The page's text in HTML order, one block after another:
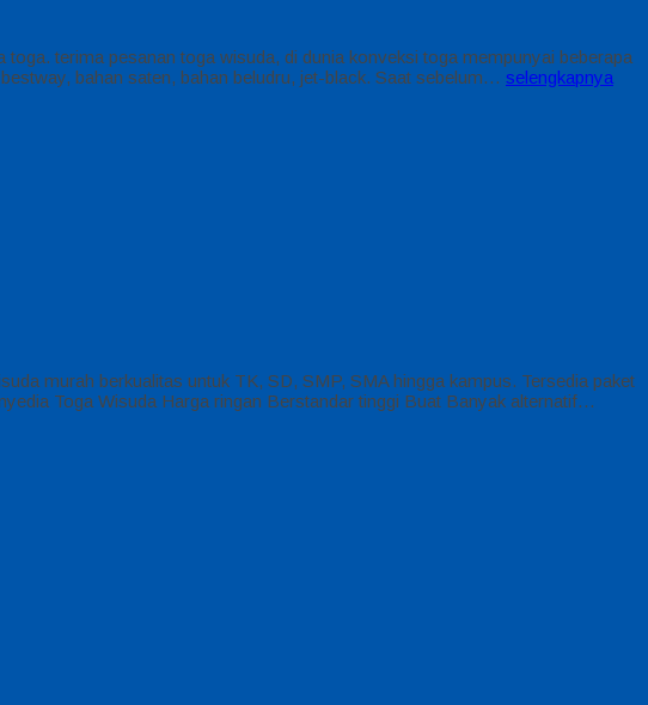
terima pesanan toga wisuda, di dunia konveksi toga mempunyai beberapa
bahan saten, bahan beludru, jet-black. Saat sebelum… selengkapnya
murah berkualitas untuk TK, SD, SMP, SMA hingga kampus. Tersedia paket
Toga Wisuda Harga ringan Berstandar tinggi Buat Banyak alternatif…